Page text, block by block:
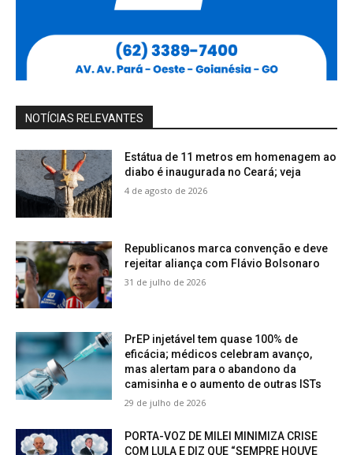
NOTÍCIAS RELEVANTES
Estátua de 11 metros em homenagem ao
diabo é inaugurada no Ceará; veja
4 de agosto de 2026
Republicanos marca convenção e deve
rejeitar aliança com Flávio Bolsonaro
31 de julho de 2026
PrEP injetável tem quase 100% de
eficácia; médicos celebram avanço,
mas alertam para o abandono da
camisinha e o aumento de outras ISTs
29 de julho de 2026
PORTA-VOZ DE MILEI MINIMIZA CRISE
COM LULA E DIZ QUE “SEMPRE HOUVE